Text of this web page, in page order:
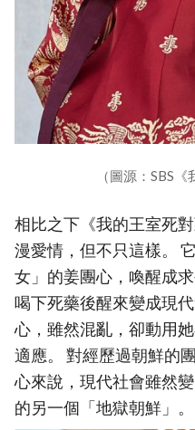
（圖源：SBS
相比之下《我的王室死
漫愛情，但不只這樣。
女」的姜團心，喚醒成
喝下死藥後醒來變成現
心，雖然混亂，卻動用
適應。 對經歷過朝鮮的團
心來說，現代社會雖然
的另一個「地獄朝鮮」。